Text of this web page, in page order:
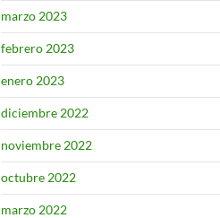
marzo 2023
febrero 2023
enero 2023
diciembre 2022
noviembre 2022
octubre 2022
marzo 2022